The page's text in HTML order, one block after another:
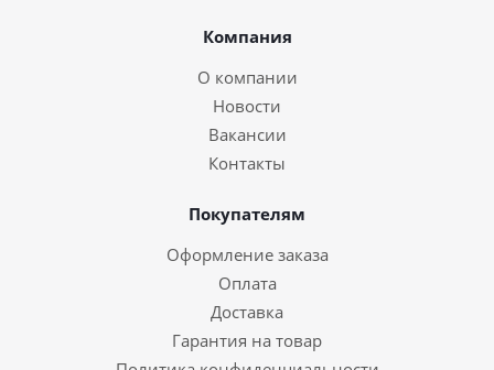
Компания
О компании
Новости
Вакансии
Контакты
Покупателям
Оформление заказа
Оплата
Доставка
Гарантия на товар